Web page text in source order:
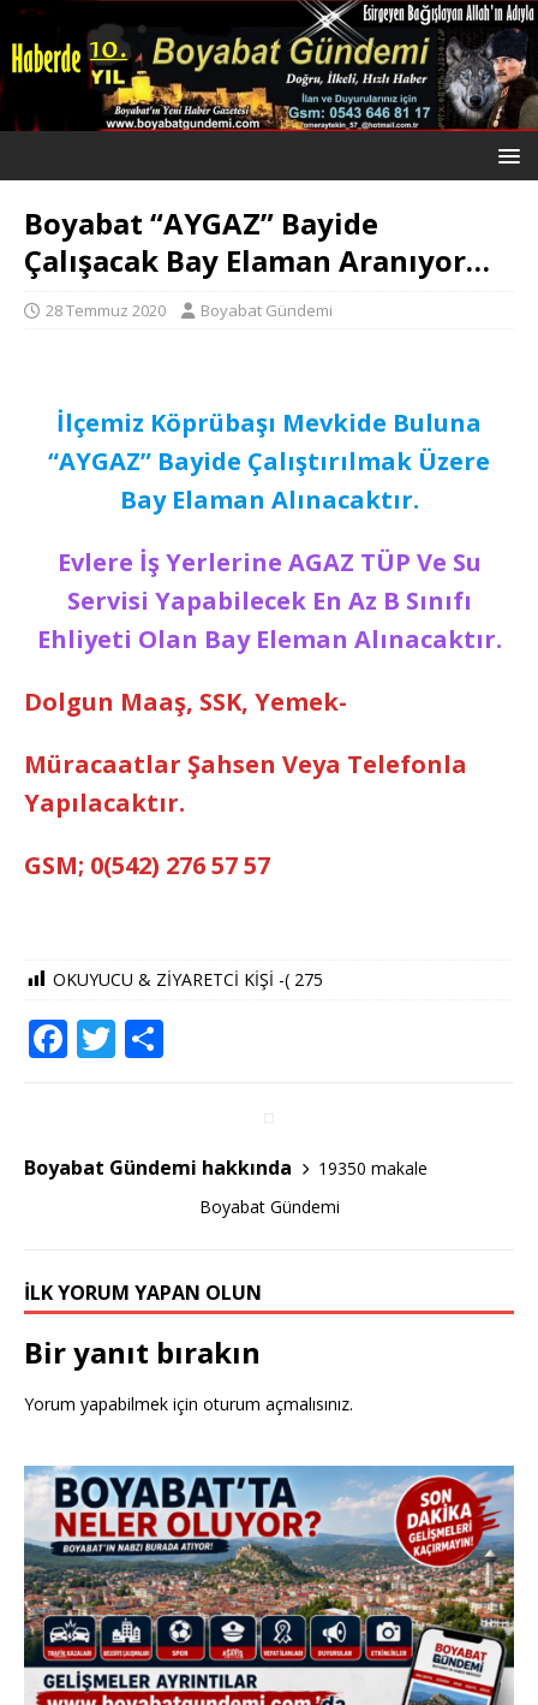
Boyabat “AYGAZ” Bayide
Çalışacak Bay Elaman Aranıyor…
28 Temmuz 2020 Boyabat Gündemi
İlçemiz Köprübaşı Mevkide Buluna
“AYGAZ” Bayide Çalıştırılmak Üzere
Bay Elaman Alınacaktır.
Evlere İş Yerlerine AGAZ TÜP Ve Su
Servisi Yapabilecek En Az B Sınıfı
Ehliyeti Olan Bay Eleman Alınacaktır.
Dolgun Maaş, SSK, Yemek-
Müracaatlar Şahsen Veya Telefonla
Yapılacaktır.
GSM; 0(542) 276 57 57
OKUYUCU & ZİYARETCİ KİŞİ -( 275
F
e
b
k
T
te
r
e
Boyabat Gündemi hakkında
19350 makale
Boyabat Gündemi
İLK YORUM YAPAN OLUN
Bir yanıt bırakın
Yorum yapabilmek için oturum açmalısınız.